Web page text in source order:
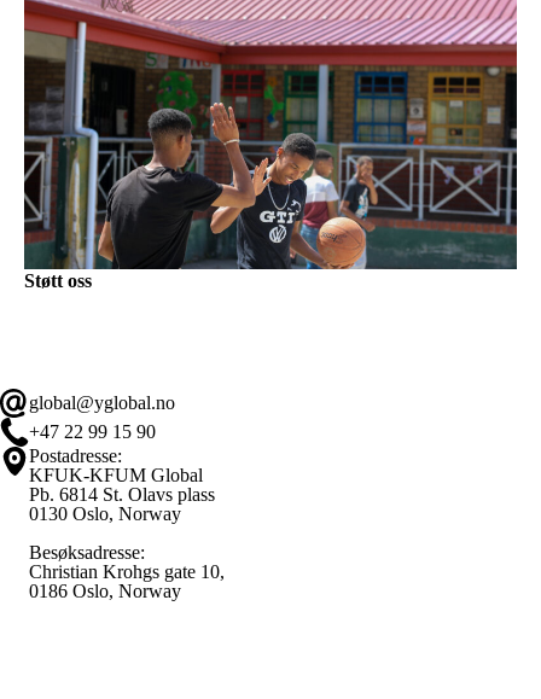
Støtt oss
global@yglobal.no
+47 22 99 15 90
Postadresse:
KFUK-KFUM Global
Pb. 6814 St. Olavs plass
0130 Oslo, Norway
Besøksadresse:
Christian Krohgs gate 10,
0186 Oslo, Norway